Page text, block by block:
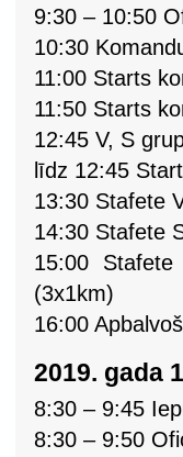
9:30 – 10:50
10:30
11:00 Starts
11:50 Starts
12:45 V, S
līdz 12:45
13:30 Stafete
14:30 Stafete
15:00
(3x1km)
16:00
2019. gada
8:30 – 9:45
8:30 – 9:50